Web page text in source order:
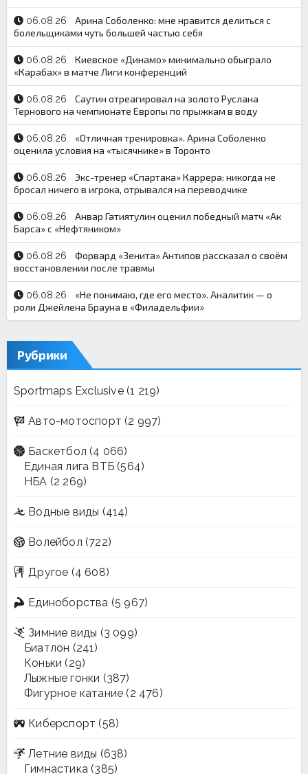
06.08.26
Арина Соболенко: мне нравится делиться с
болельщиками чуть большей частью себя
06.08.26
Киевское «Динамо» минимально обыграло
«Карабах» в матче Лиги конференций
06.08.26
Саутин отреагировал на золото Руслана
Тернового на чемпионате Европы по прыжкам в воду
06.08.26
«Отличная тренировка». Арина Соболенко
оценила условия на «тысячнике» в Торонто
06.08.26
Экс-тренер «Спартака» Каррера: никогда не
бросал ничего в игрока, отрывался на переводчике
06.08.26
Анвар Гатиятулин оценил победный матч «Ак
Барса» с «Нефтяником»
06.08.26
Форвард «Зенита» Антипов рассказал о своём
восстановлении после травмы
06.08.26
«Не понимаю, где его место». Аналитик — о
роли Джейлена Брауна в «Филадельфии»
Рубрики
Sportmaps Exclusive(1 219)
Авто-мотоспорт (2 997)
Баскетбол (4 066)
Единая лига ВТБ (564)
НБА (2 269)
Водные виды (414)
Волейбол (722)
Другое (4 608)
Единоборства (5 967)
Зимние виды (3 099)
Биатлон (241)
Коньки (29)
Лыжные гонки (387)
Фигурное катание (2 476)
Киберспорт (58)
Летние виды (638)
Гимнастика (385)